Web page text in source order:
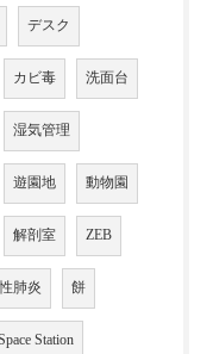
デスク
カビ毒 洗面台
湿気管理
遊園地 動物園
解剖室 ZEB
肺炎 餅
Station